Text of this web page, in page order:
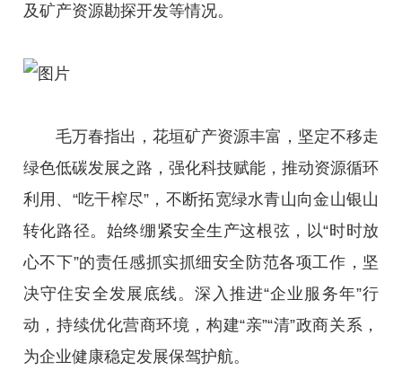
及矿产资源勘探开发等情况。
毛万春指出，花垣矿产资源丰富，坚定不移走
绿色低碳发展之路，强化科技赋能，推动资源循环
利用、“吃干榨尽”，不断拓宽绿水青山向金山银山
转化路径。始终绷紧安全生产这根弦，以“时时放
心不下”的责任感抓实抓细安全防范各项工作，坚
决守住安全发展底线。深入推进“企业服务年”行
动，持续优化营商环境，构建“亲”“清”政商关系，
为企业健康稳定发展保驾护航。